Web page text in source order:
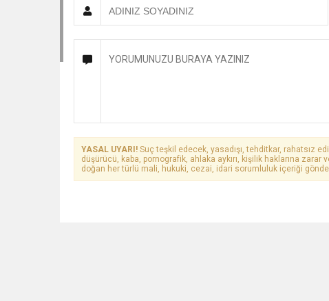
YASAL UYARI! Suç teşkil edecek, yasadışı, tehditkar, rahatsız
düşürücü, kaba, pornografik, ahlaka aykırı, kişilik haklarına
doğan her türlü mali, hukuki, cezai, idari sorumluluk içeriği